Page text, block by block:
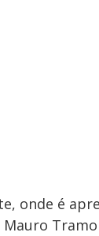
onde é
Mauro